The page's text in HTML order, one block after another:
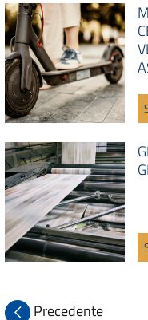
Precedente